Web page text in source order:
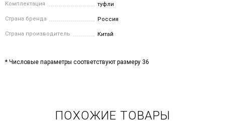
Комплектация туфли
Страна бренда Россия
Страна производитель Китай
* Числовые параметры соответствуют размеру 36
ПОХОЖИЕ ТОВАРЫ